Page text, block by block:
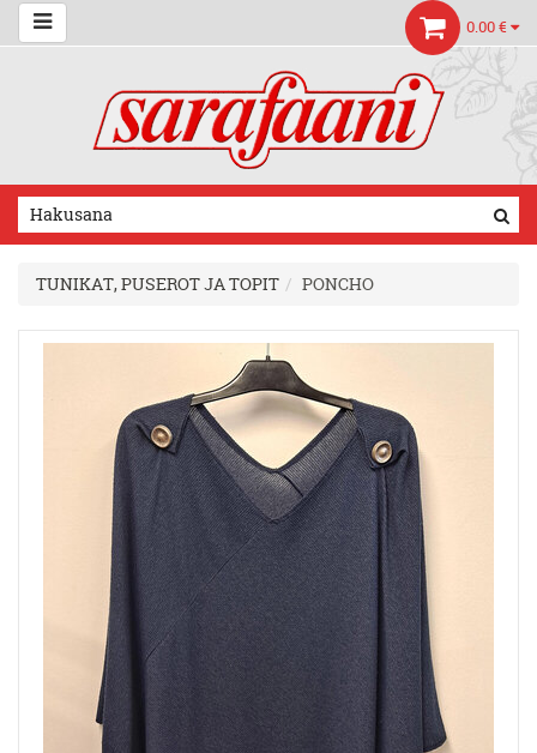
0.00 €
TUNIKAT, PUSEROT JA TOPIT PONCHO